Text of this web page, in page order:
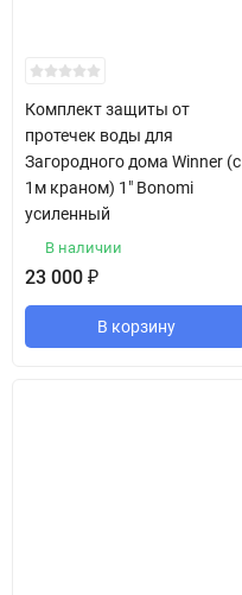
Комплект защиты от
протечек воды для
Загородного дома Winner (с
1м краном) 1" Bonomi
усиленный
В наличии
23 000 ₽
В корзину